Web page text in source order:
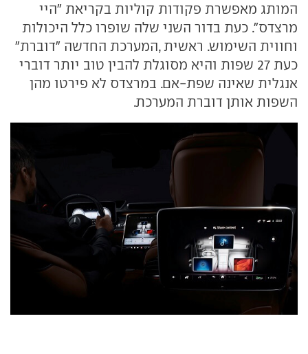
המותג מאפשרת פקודות קוליות בקריאת "היי
מרצדס". כעת בדור השני שלה שופרו כלל היכולות
וחווית השימוש. ראשית ,המערכת החדשה "דוברת"
כעת 27 שפות והיא מסוגלת להבין טוב יותר דוברי
אנגלית שאינה שפת-אם. במרצדס לא פירטו מהן
השפות אותן דוברת המערכת.